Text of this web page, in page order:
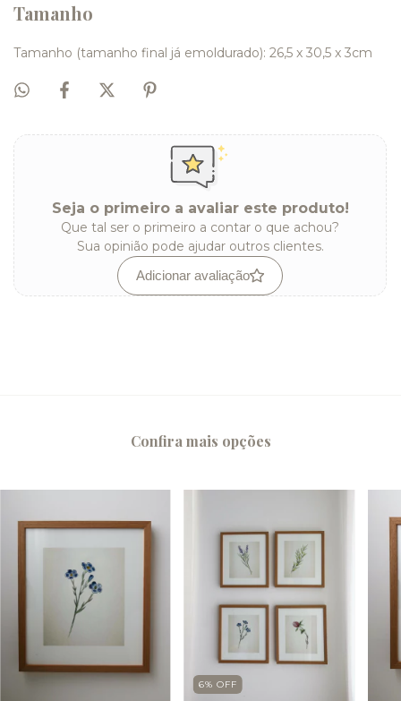
Tamanho
Tamanho (tamanho final já emoldurado): 26,5 x 30,5 x 3cm
Seja o primeiro a avaliar este produto!
Que tal ser o primeiro a contar o que achou?
Sua opinião pode ajudar outros clientes.
Adicionar avaliação
Confira mais opções
6% OFF